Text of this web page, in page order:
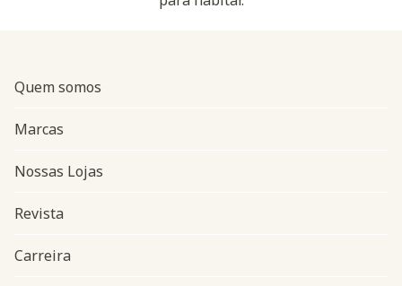
Quem somos
Marcas
Nossas Lojas
Revista
Carreira